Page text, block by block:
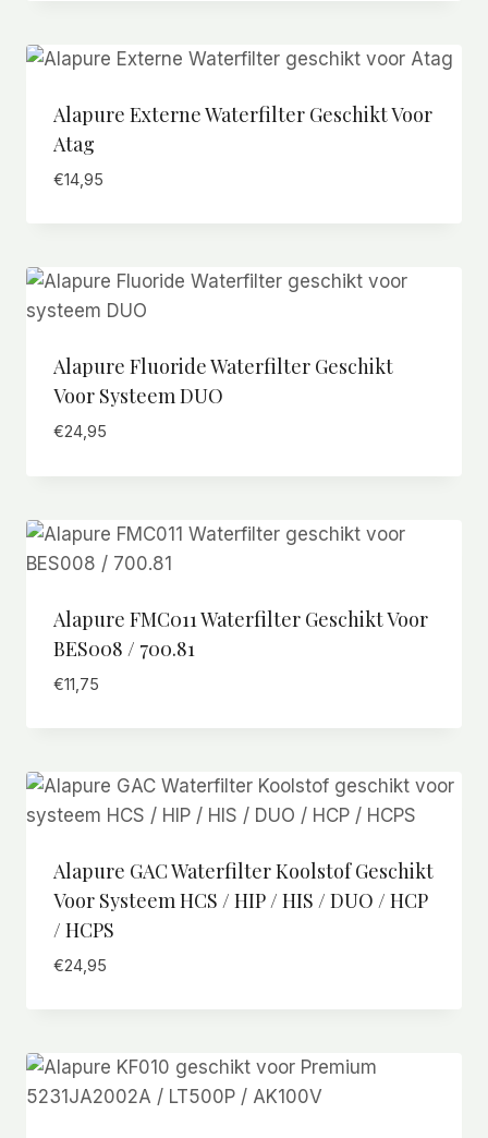
Alapure Externe Waterfilter Geschikt Voor
Atag
€14,95
Alapure Fluoride Waterfilter Geschikt
Voor Systeem DUO
€24,95
Alapure FMC011 Waterfilter Geschikt Voor
BES008 / 700.81
€11,75
Alapure GAC Waterfilter Koolstof Geschikt
Voor Systeem HCS / HIP / HIS / DUO / HCP
/ HCPS
€24,95